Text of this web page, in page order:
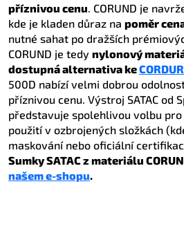
příznivou cenu. CORUND je
kde je kladen důraz na poměr
nutné sahat po dražších
CORUND je tedy nylonový
dostupná alternativa ke
500D nabízí velmi dobrou
příznivou cenu. Výstroj SATAC od
představuje spolehlivou volbu
použití v ozbrojených složkách
maskování nebo oficiální
Sumky SATAC z materiálu
našem e-shopu.